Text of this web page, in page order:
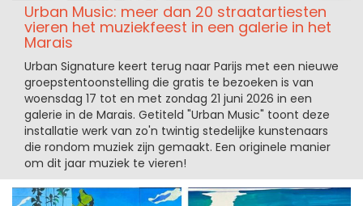
Urban Music: meer dan 20 straatartiesten
vieren het muziekfeest in een galerie in het
Marais
Urban Signature keert terug naar Parijs met een nieuwe
groepstentoonstelling die gratis te bezoeken is van
woensdag 17 tot en met zondag 21 juni 2026 in een
galerie in de Marais. Getiteld "Urban Music" toont deze
installatie werk van zo'n twintig stedelijke kunstenaars
die rondom muziek zijn gemaakt. Een originele manier
om dit jaar muziek te vieren!